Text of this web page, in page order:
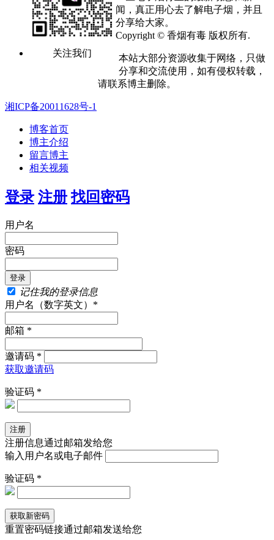
关注我们
闻，真正用心去了解电子烟，并且
分享给大家。
Copyright © 香烟有毒 版权所有.
本站大部分资源收集于网络，只做
分享和交流使用，如有侵权转载，
请联系博主删除。
湘ICP备20011628号-1
博客首页
博主介绍
留言博主
相关视频
登录 注册 找回密码
用户名
密码
记住我的登录信息
用户名（数字英文）*
邮箱 *
邀请码 *
获取邀请码
验证码 *
注册信息通过邮箱发给您
输入用户名或电子邮件
验证码 *
重置密码链接通过邮箱发送给您